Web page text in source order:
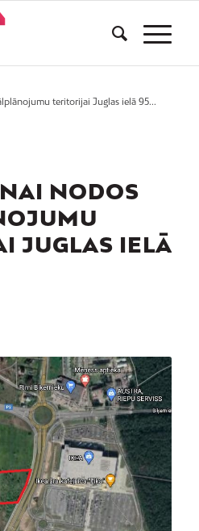
teritorijai Juglas ielā 95...
NODOS
JUGLAS IELĀ